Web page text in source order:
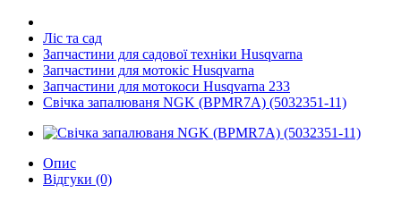
Ліс та сад
Запчастини для садової техніки Husqvarna
Запчастини для мотокіс Husqvarna
Запчастини для мотокоси Husqvarna 233
Свічка запалюваня NGK (BPMR7A) (5032351-11)
Опис
Відгуки (0)